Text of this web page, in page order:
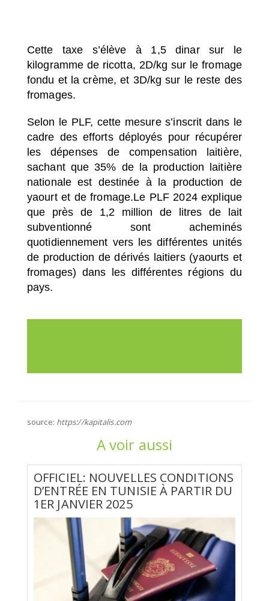
Cette taxe s’élève à 1,5 dinar sur le
kilogramme de ricotta, 2D/kg sur le fromage
fondu et la crème, et 3D/kg sur le reste des
fromages.
Selon le PLF, cette mesure s’inscrit dans le
cadre des efforts déployés pour récupérer
les dépenses de compensation laitière,
sachant que 35% de la production laitière
nationale est destinée à la production de
yaourt et de fromage.Le PLF 2024 explique
que près de 1,2 million de litres de lait
subventionné sont acheminés
quotidiennement vers les différentes unités
de production de dérivés laitiers (yaourts et
fromages) dans les différentes régions du
pays.
source: https://kapitalis.com
A voir aussi
OFFICIEL: NOUVELLES CONDITIONS
D’ENTRÉE EN TUNISIE À PARTIR DU
1ER JANVIER 2025